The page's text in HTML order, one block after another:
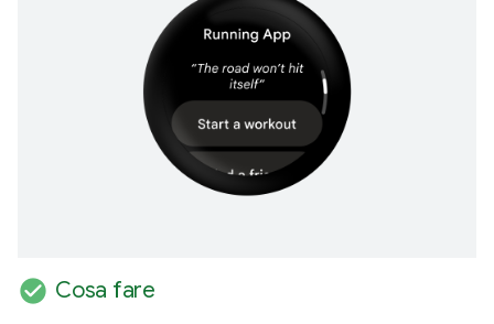
check_circle Cosa fare